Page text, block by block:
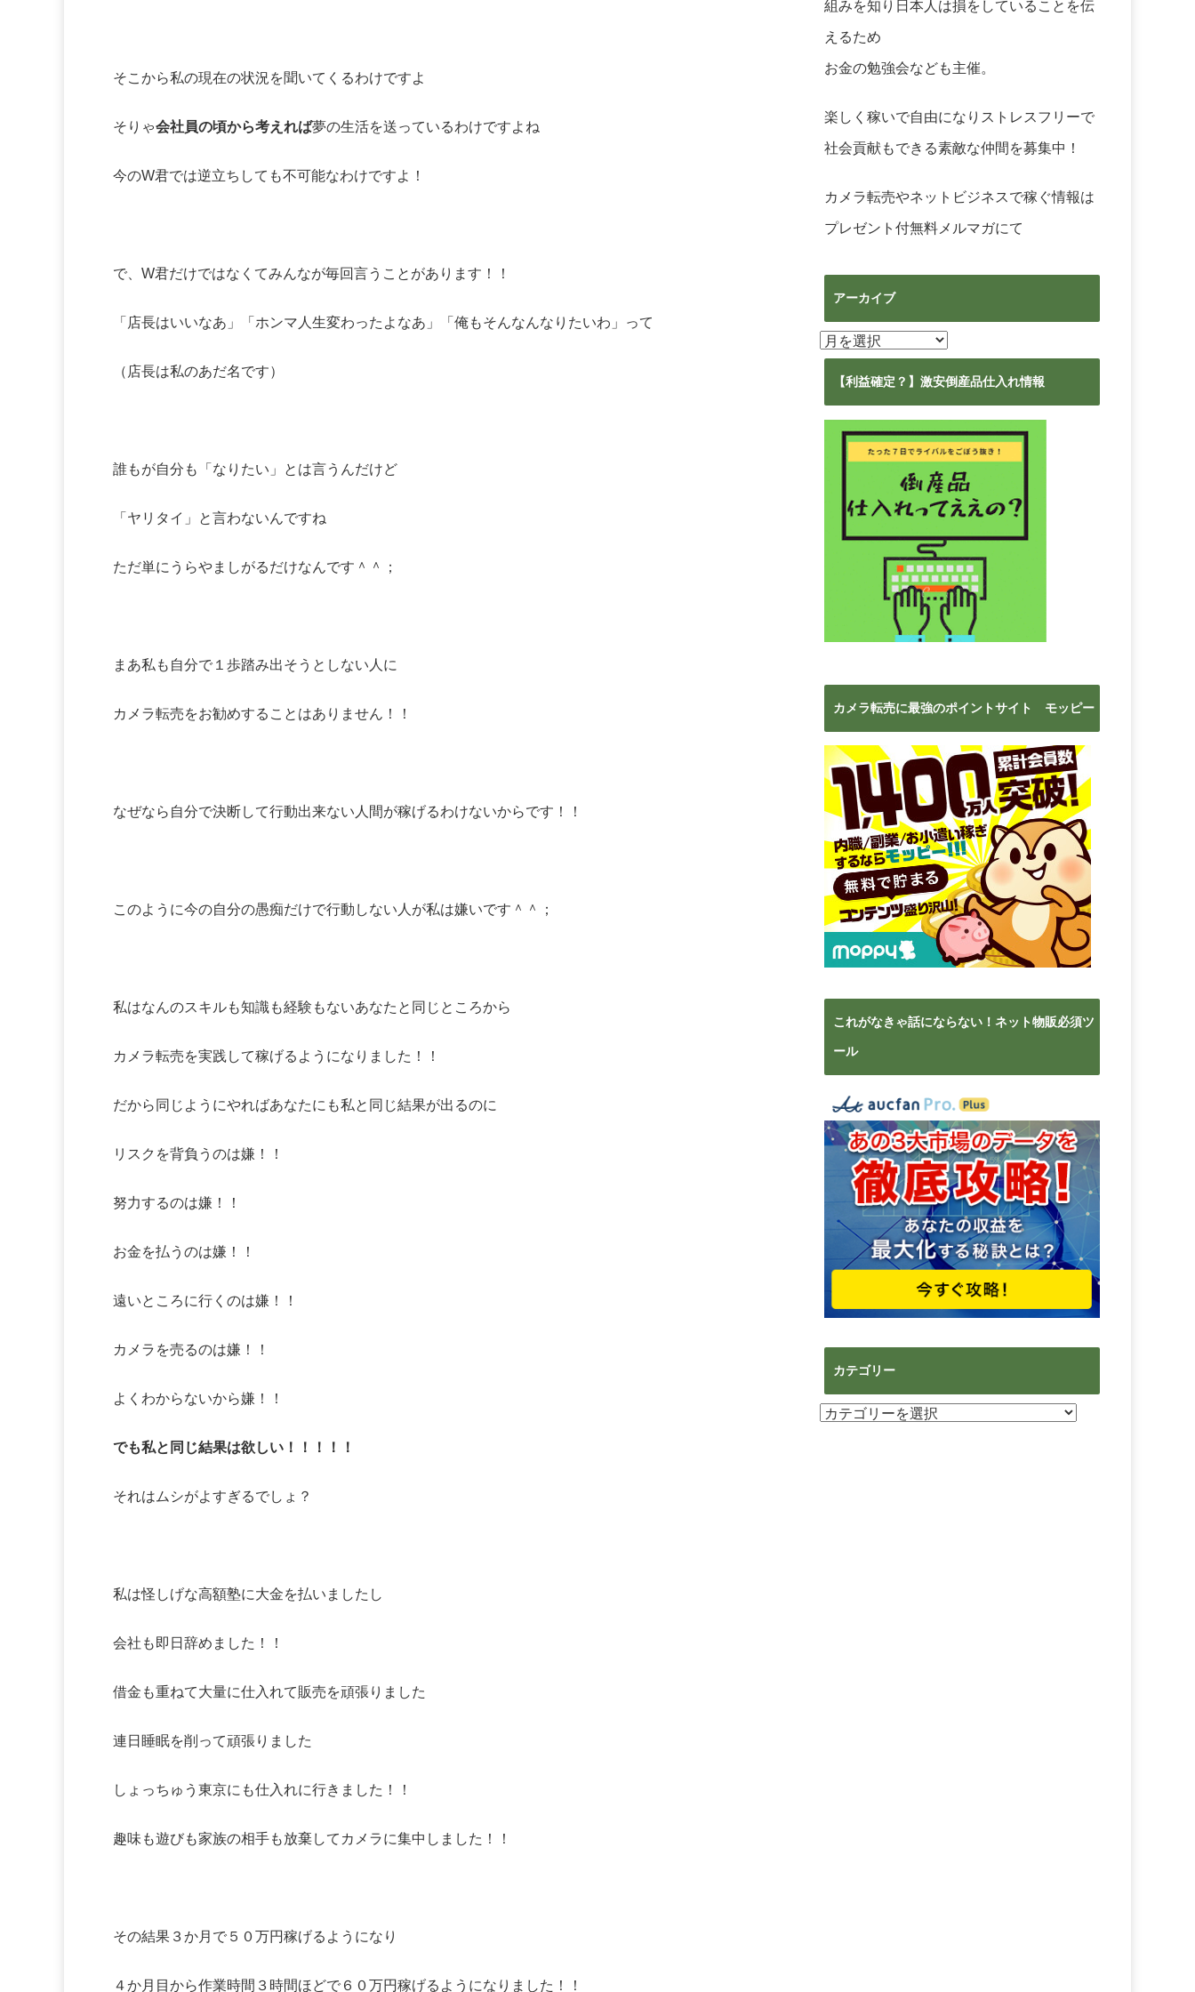
そこから私の現在の状況を聞いてくるわけですよ
そりゃ会社員の頃から考えれば夢の生活を送っているわけですよね
今のW君では逆立ちしても不可能なわけですよ！
で、W君だけではなくてみんなが毎回言うことがあります！！
「店長はいいなあ」「ホンマ人生変わったよなあ」「俺もそんなんなりたいわ」って
（店長は私のあだ名です）
誰もが自分も「なりたい」とは言うんだけど
「ヤリタイ」と言わないんですね
ただ単にうらやましがるだけなんです＾＾；
まあ私も自分で１歩踏み出そうとしない人に
カメラ転売をお勧めすることはありません！！
なぜなら自分で決断して行動出来ない人間が稼げるわけないからです！！
このように今の自分の愚痴だけで行動しない人が私は嫌いです＾＾；
私はなんのスキルも知識も経験もないあなたと同じところから
カメラ転売を実践して稼げるようになりました！！
だから同じようにやればあなたにも私と同じ結果が出るのに
リスクを背負うのは嫌！！
努力するのは嫌！！
お金を払うのは嫌！！
遠いところに行くのは嫌！！
カメラを売るのは嫌！！
よくわからないから嫌！！
でも私と同じ結果は欲しい！！！！！
それはムシがよすぎるでしょ？
私は怪しげな高額塾に大金を払いましたし
会社も即日辞めました！！
借金も重ねて大量に仕入れて販売を頑張りました
連日睡眠を削って頑張りました
しょっちゅう東京にも仕入れに行きました！！
趣味も遊びも家族の相手も放棄してカメラに集中しました！！
その結果３か月で５０万円稼げるようになり
４か月目から作業時間３時間ほどで６０万円稼げるようになりました！！
組みを知り日本人は損をしていることを伝
えるため
お金の勉強会なども主催。
楽しく稼いで自由になりストレスフリーで
社会貢献もできる素敵な仲間を募集中！
カメラ転売やネットビジネスで稼ぐ情報は
プレゼント付無料メルマガにて
アーカイブ
ア
ー
【利益確定？】激安倒産品仕入れ情報
カメラ転売に最強のポイントサイト モッピー
これがなきゃ話にならない！ネット物販必須ツ
ール
カテゴリー
カ